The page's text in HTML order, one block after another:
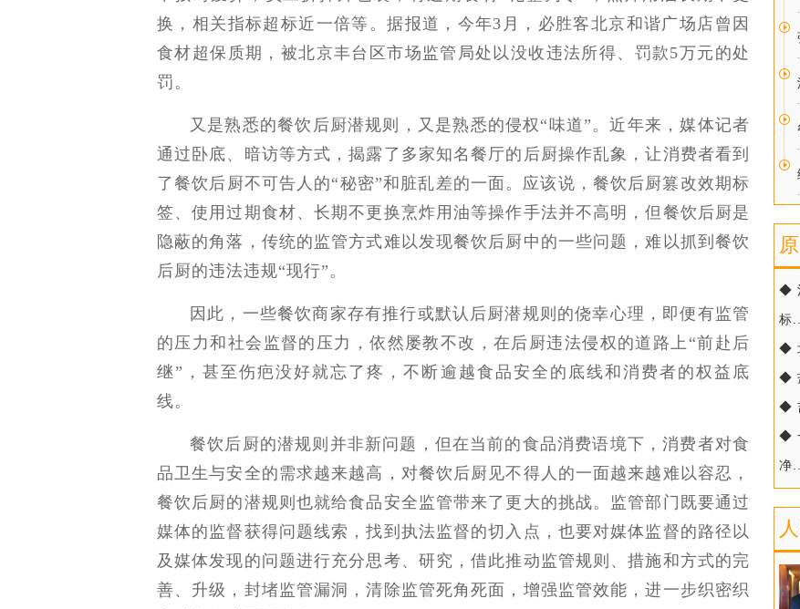
换，相关指标超标近一倍等。据报道，今年3月，必胜客北京和谐广场店曾因
食材超保质期，被北京丰台区市场监管局处以没收违法所得、罚款5万元的处
罚。
又是熟悉的餐饮后厨潜规则，又是熟悉的侵权“味道”。近年来，媒体记者
通过卧底、暗访等方式，揭露了多家知名餐厅的后厨操作乱象，让消费者看到
了餐饮后厨不可告人的“秘密”和脏乱差的一面。应该说，餐饮后厨篡改效期标
签、使用过期食材、长期不更换烹炸用油等操作手法并不高明，但餐饮后厨是
隐蔽的角落，传统的监管方式难以发现餐饮后厨中的一些问题，难以抓到餐饮
后厨的违法违规“现行”。
因此，一些餐饮商家存有推行或默认后厨潜规则的侥幸心理，即便有监管
的压力和社会监督的压力，依然屡教不改，在后厨违法侵权的道路上“前赴后
继”，甚至伤疤没好就忘了疼，不断逾越食品安全的底线和消费者的权益底
线。
餐饮后厨的潜规则并非新问题，但在当前的食品消费语境下，消费者对食
品卫生与安全的需求越来越高，对餐饮后厨见不得人的一面越来越难以容忍，
餐饮后厨的潜规则也就给食品安全监管带来了更大的挑战。监管部门既要通过
媒体的监督获得问题线索，找到执法监督的切入点，也要对媒体监督的路径以
及媒体发现的问题进行充分思考、研究，借此推动监管规则、措施和方式的完
善、升级，封堵监管漏洞，清除监管死角死面，增强监管效能，进一步织密织
◆
标
◆
◆
◆
◆
净